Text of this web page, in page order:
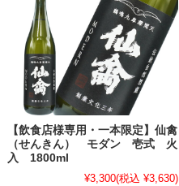
【飲食店様専用・一本限定】仙禽
（せんきん） モダン 壱式 火
入 1800ml
¥3,300(税込 ¥3,630)